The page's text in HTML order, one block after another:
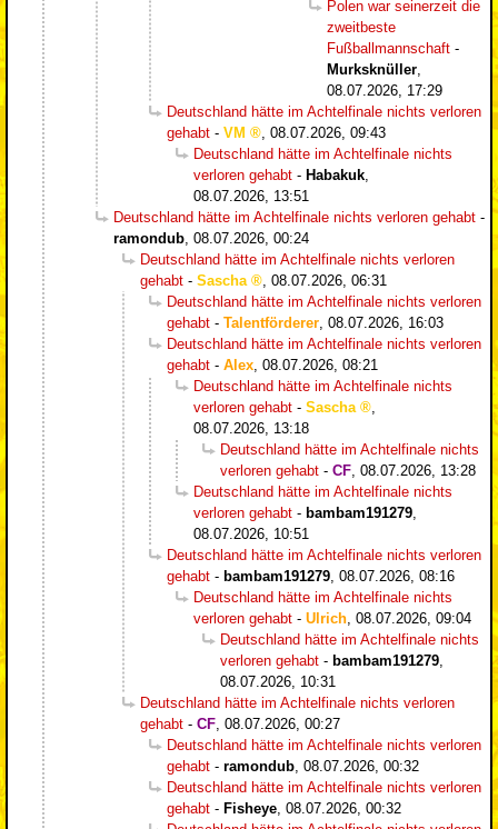
Polen war seinerzeit die
zweitbeste
Fußballmannschaft -
Murksknüller
08.07.2026, 17:29
Deutschland hätte im Achtelfinale nichts verloren
gehabt - VM
08.07.2026, 09:43
Deutschland hätte im Achtelfinale nichts
verloren gehabt - Habakuk
08.07.2026, 13:51
Deutschland hätte im Achtelfinale nichts verloren gehabt -
ramondub 08.07.2026, 00:24
Deutschland hätte im Achtelfinale nichts verloren
gehabt - Sascha
08.07.2026, 06:31
Deutschland hätte im Achtelfinale nichts verloren
gehabt - Talentförderer 08.07.2026, 16:03
Deutschland hätte im Achtelfinale nichts verloren
gehabt - Alex 08.07.2026, 08:21
Deutschland hätte im Achtelfinale nichts
verloren gehabt - Sascha
08.07.2026, 13:18
Deutschland hätte im Achtelfinale nichts
verloren gehabt - CF 08.07.2026, 13:28
Deutschland hätte im Achtelfinale nichts
verloren gehabt - bambam191279
08.07.2026, 10:51
Deutschland hätte im Achtelfinale nichts verloren
gehabt - bambam191279 08.07.2026, 08:16
Deutschland hätte im Achtelfinale nichts
verloren gehabt - Ulrich 08.07.2026, 09:04
Deutschland hätte im Achtelfinale nichts
verloren gehabt - bambam191279
08.07.2026, 10:31
Deutschland hätte im Achtelfinale nichts verloren
gehabt - CF 08.07.2026, 00:27
Deutschland hätte im Achtelfinale nichts verloren
gehabt - ramondub 08.07.2026, 00:32
Deutschland hätte im Achtelfinale nichts verloren
gehabt - Fisheye 08.07.2026, 00:32